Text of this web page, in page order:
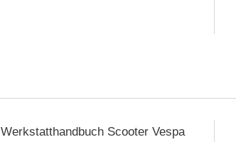
Werkstatthandbuch Scooter Vespa